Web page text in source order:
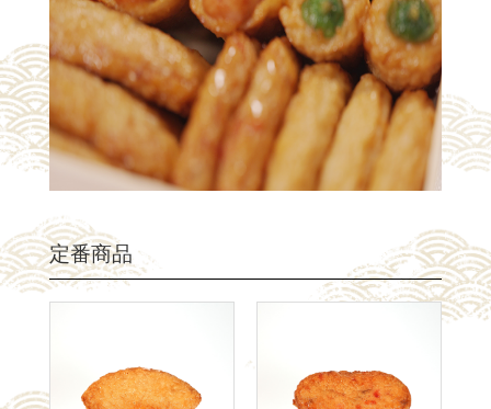
定番商品